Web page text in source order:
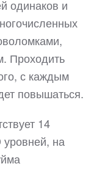
одинаков и
Проходить
с каждым
повышаться.
14
на